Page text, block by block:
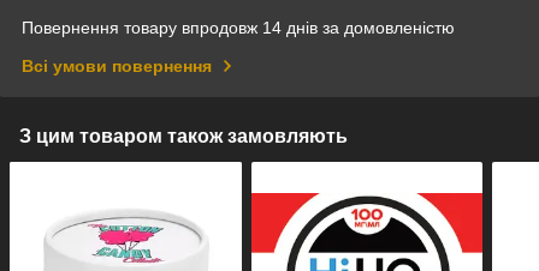
Повернення товару впродовж 14 днів за домовленістю
Всі умови повернення
З цим товаром також замовляють